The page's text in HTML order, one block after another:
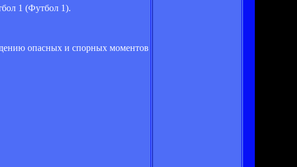
(Футбол 1).
опасных и спорных моментов